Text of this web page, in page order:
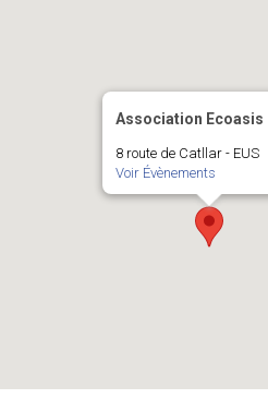
Association Ecoasis
8 route de Catllar - EUS
Voir Évènements